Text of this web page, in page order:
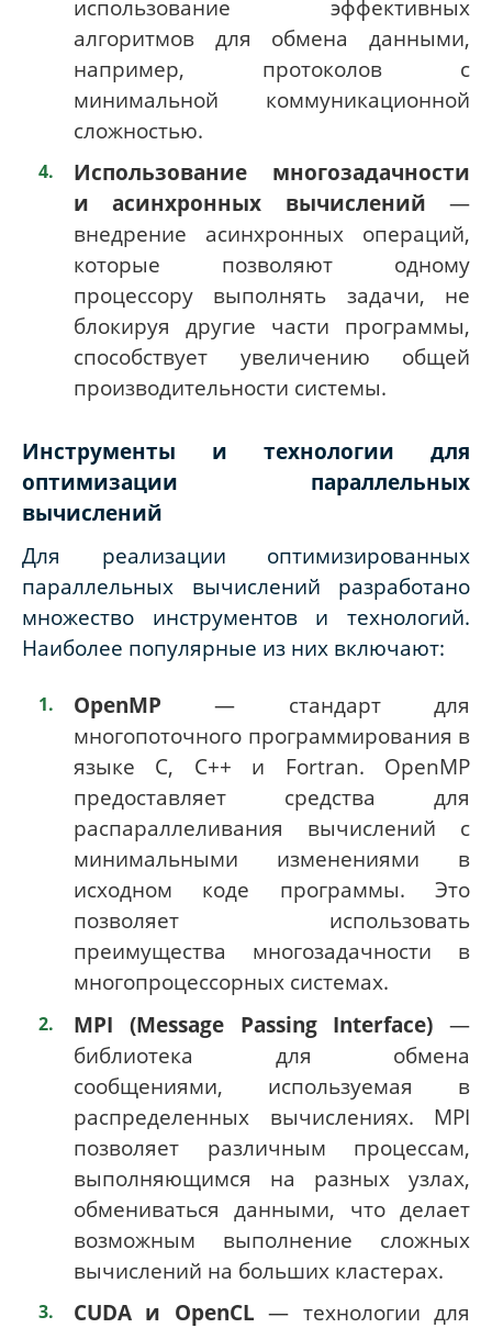
использование эффективных
алгоритмов для обмена данными,
например, протоколов с
минимальной коммуникационной
сложностью.
Использование многозадачности
и асинхронных вычислений —
внедрение асинхронных операций,
которые позволяют одному
процессору выполнять задачи, не
блокируя другие части программы,
способствует увеличению общей
производительности системы.
Инструменты и технологии для
оптимизации параллельных
вычислений
Для реализации оптимизированных
параллельных вычислений разработано
множество инструментов и технологий.
Наиболее популярные из них включают:
OpenMP — стандарт для
многопоточного программирования в
языке C, C++ и Fortran. OpenMP
предоставляет средства для
распараллеливания вычислений с
минимальными изменениями в
исходном коде программы. Это
позволяет использовать
преимущества многозадачности в
многопроцессорных системах.
MPI (Message Passing Interface) —
библиотека для обмена
сообщениями, используемая в
распределенных вычислениях. MPI
позволяет различным процессам,
выполняющимся на разных узлах,
обмениваться данными, что делает
возможным выполнение сложных
вычислений на больших кластерах.
CUDA и OpenCL — технологии для